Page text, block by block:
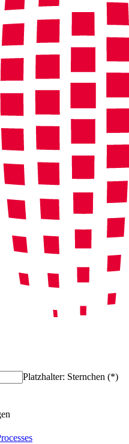
Platzhalter: Sternchen (*)